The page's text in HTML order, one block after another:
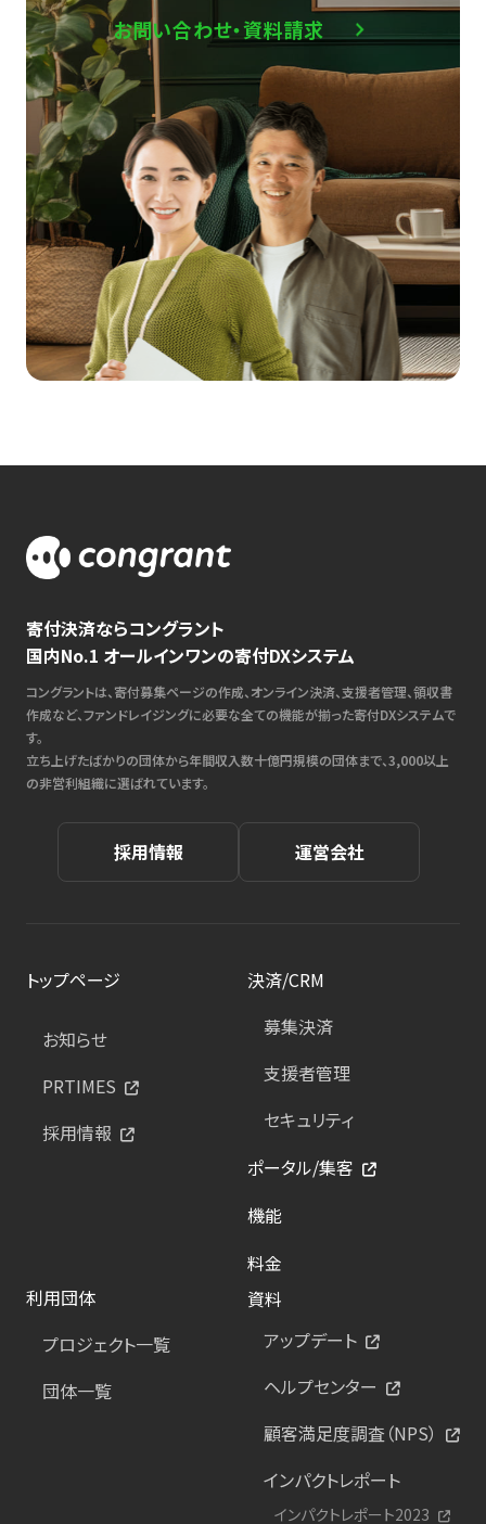
お問い合わせ・資料請求
寄付決済ならコングラント
国内No.1 オールインワンの寄付DXシステム
コングラントは、寄付募集ページの作成、オンライン決済、支援者管理、領収書
作成など、ファンドレイジングに必要な全ての機能が揃った寄付DXシステムで
す。
立ち上げたばかりの団体から年間収入数十億円規模の団体まで、3,000以上
の非営利組織に選ばれています。
採用情報 運営会社
トップページ
お知らせ
PRTIMES
採用情報
決済/CRM
募集決済
支援者管理
セキュリティ
ポータル/集客
機能
料金
利用団体
プロジェクト一覧
団体一覧
資料
アップデート
ヘルプセンター
顧客満足度調査（NPS）
インパクトレポート
インパクトレポート2023